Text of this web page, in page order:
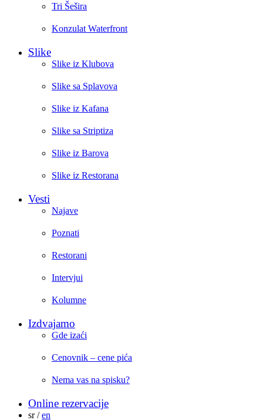
Tri Šešira
Konzulat Waterfront
Slike
Slike iz Klubova
Slike sa Splavova
Slike iz Kafana
Slike sa Striptiza
Slike iz Barova
Slike iz Restorana
Vesti
Najave
Poznati
Restorani
Intervjui
Kolumne
Izdvajamo
Gde izaći
Cenovnik – cene pića
Nema vas na spisku?
Online rezervacije
sr / en